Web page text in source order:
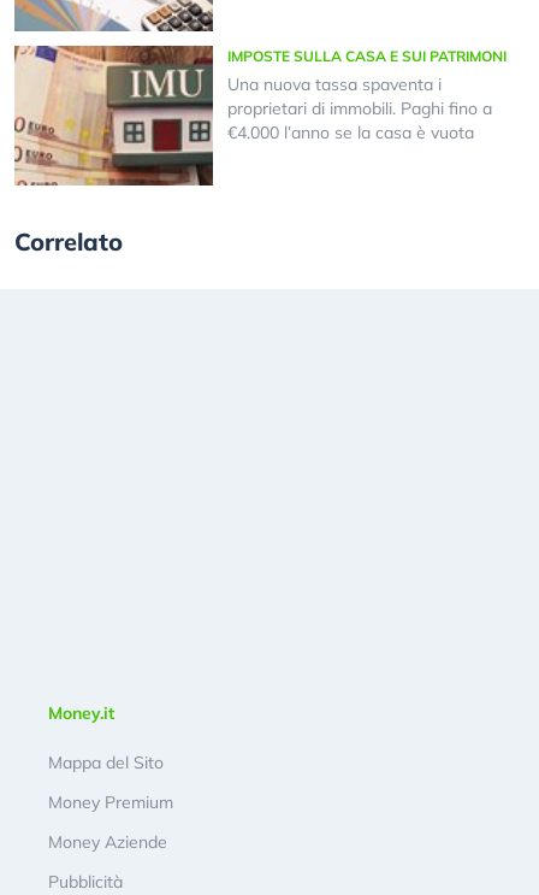
IMPOSTE SULLA CASA E SUI PATRIMONI
Una nuova tassa spaventa i
proprietari di immobili. Paghi fino a
€4.000 l’anno se la casa è vuota
Correlato
Money.it
Mappa del Sito
Money Premium
Money Aziende
Pubblicità